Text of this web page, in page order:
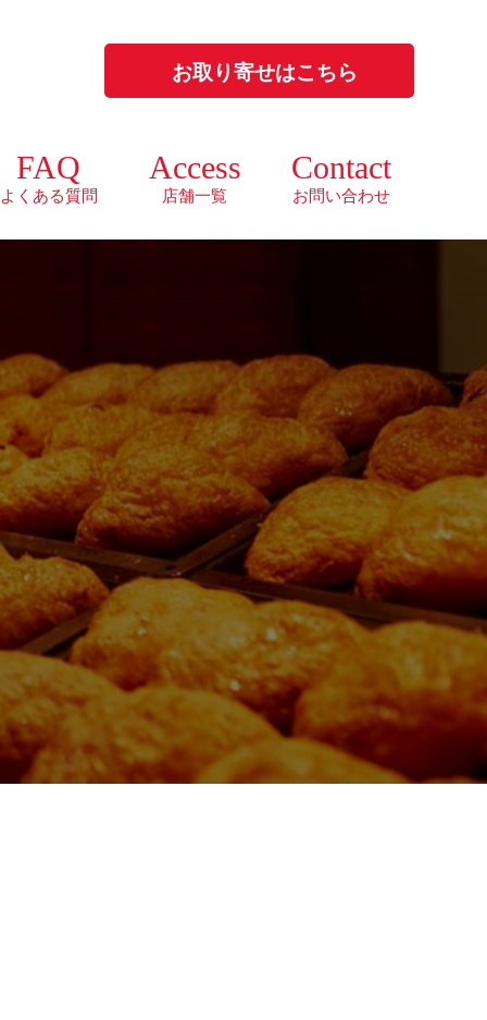
お取り寄せはこちら
FAQ
よくある質問
Access
店舗一覧
Contact
お問い合わせ